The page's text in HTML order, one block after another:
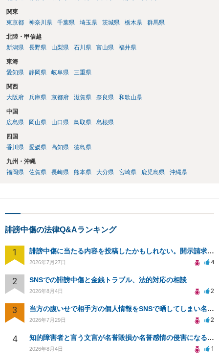
関東
東京都
神奈川県 千葉県 埼玉県 茨城県 栃木県 群馬県
北陸・甲信越
新潟県
長野県 山梨県 石川県 富山県 福井県
東海
愛知県
静岡県 岐阜県 三重県
関西
大阪府
兵庫県 京都府 滋賀県 奈良県 和歌山県
中国
広島県
岡山県 山口県 鳥取県 島根県
四国
香川県
愛媛県 高知県 徳島県
九州・沖縄
福岡県
佐賀県 長崎県 熊本県 大分県 宮崎県 鹿児島県 沖縄県
誹謗中傷の法律Q&Aランキング
1 誹謗中傷に当たる内容を投稿したかもしれない。開示請求や民事刑事裁判に発展しうるのか教えて欲しい。
2026年7月27日 4
2 SNSでの誹謗中傷と金銭トラブル、法的対応の相談
2026年8月4日 2
3 当方の腹いせで相手方の個人情報をSNSで晒してしまい名誉毀損させてしまったかもしれない
2026年7月29日 2
4 知的障害者と言う文言が名誉毀損か名誉感情の侵害になるか教えてほしい。
2026年8月4日 1